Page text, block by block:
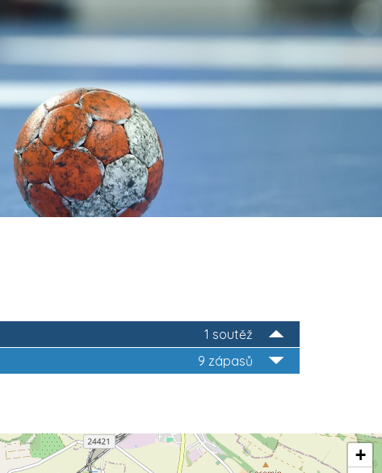
1 soutěž
9 zápasů
+